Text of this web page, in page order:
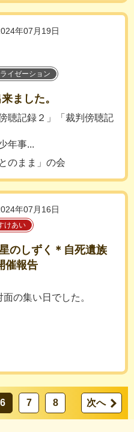
年07月19日
イゼーション
ました。
聴記録２」「裁判傍聴記
年事...
のまま」の会
年07月16日
けあい
のしずく＊自死遺族
催報告
の集い日でした。
6 7 8 次へ